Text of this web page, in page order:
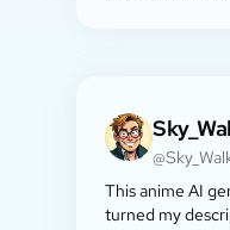
This anime AI
turned my